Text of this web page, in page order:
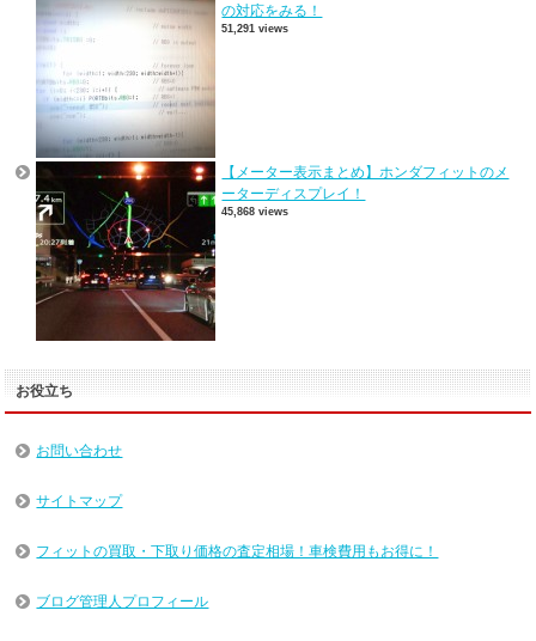
の対応をみる！
51,291 views
【メーター表示まとめ】ホンダフィットのメ
ーターディスプレイ！
45,868 views
お役立ち
お問い合わせ
サイトマップ
フィットの買取・下取り価格の査定相場！車検費用もお得に！
ブログ管理人プロフィール